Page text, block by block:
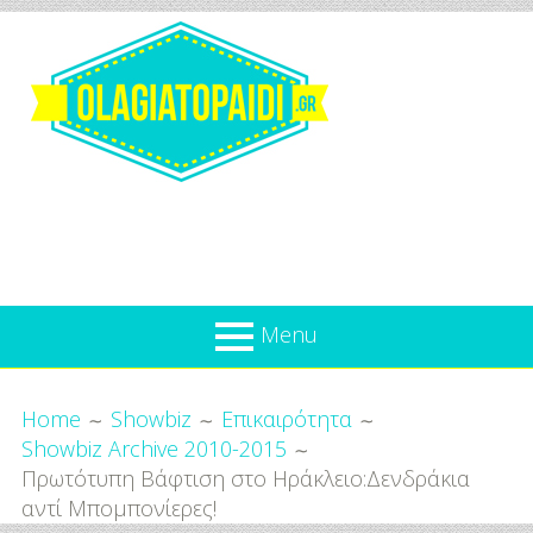
content
Menu
Για
το
Παιδί
Επικαιρότητα
Προσφορές
Home Showbiz
Επικαιρότητα
Showbiz Archive 2010-2015
Πρωτότυπη Βάφτιση στο Ηράκλειο:Δενδράκια
αντί Μπομπονίερες!